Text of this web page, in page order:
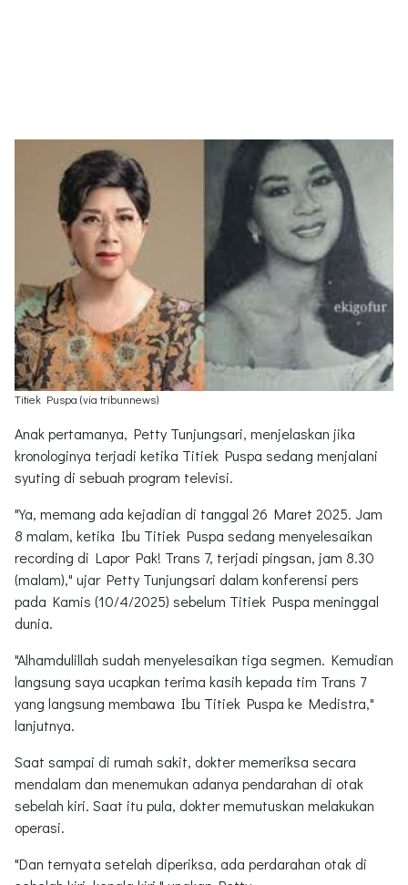
Titiek Puspa (via tribunnews)
Anak pertamanya, Petty Tunjungsari, menjelaskan jika
kronologinya terjadi ketika Titiek Puspa sedang menjalani
syuting di sebuah program televisi.
"Ya, memang ada kejadian di tanggal 26 Maret 2025. Jam
8 malam, ketika Ibu Titiek Puspa sedang menyelesaikan
recording di Lapor Pak! Trans 7, terjadi pingsan, jam 8.30
(malam)," ujar Petty Tunjungsari dalam konferensi pers
pada Kamis (10/4/2025) sebelum Titiek Puspa meninggal
dunia.
"Alhamdulillah sudah menyelesaikan tiga segmen. Kemudian
langsung saya ucapkan terima kasih kepada tim Trans 7
yang langsung membawa Ibu Titiek Puspa ke Medistra,"
lanjutnya.
Saat sampai di rumah sakit, dokter memeriksa secara
mendalam dan menemukan adanya pendarahan di otak
sebelah kiri. Saat itu pula, dokter memutuskan melakukan
operasi.
"Dan ternyata setelah diperiksa, ada perdarahan otak di